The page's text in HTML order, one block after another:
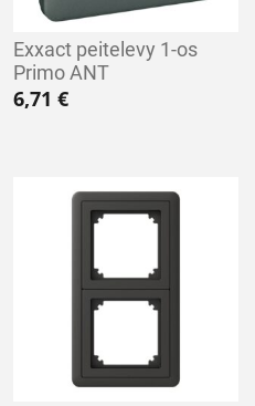
Exxact peitelevy 1-os
Primo ANT
6,71 €